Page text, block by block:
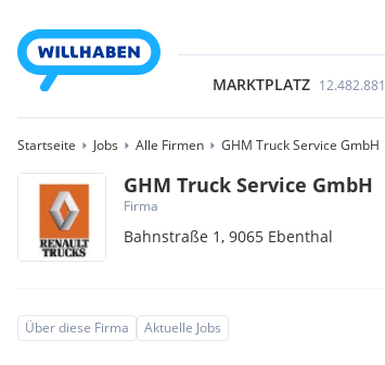
MARKTPLATZ 12.482.881
Startseite Jobs Alle Firmen GHM Truck Service GmbH
GHM Truck Service GmbH
Firma
Bahnstraße 1,9065 Ebenthal
Über diese Firma Aktuelle Jobs